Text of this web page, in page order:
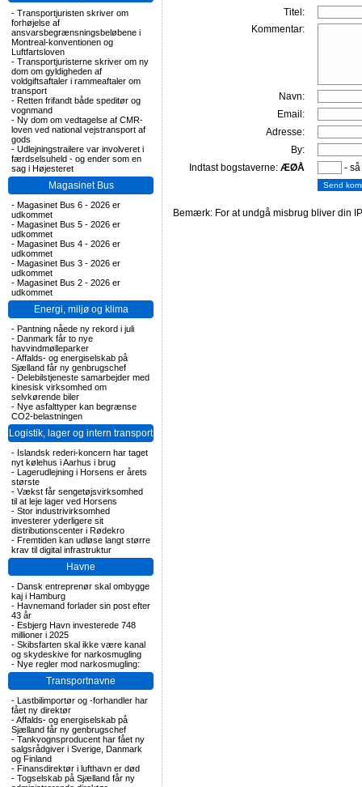
- Transportjuristen skriver om
forhøjelse af
ansvarsbegrænsningsbeløbene i
Montreal-konventionen og
Luftfartsloven
- Transportjuristerne skriver om ny
dom om gyldigheden af
voldgiftsaftaler i rammeaftaler om
transport
- Retten frifandt både speditør og
vognmand
- Ny dom om vedtagelse af CMR-
loven ved national vejstransport af
gods
- Udlejningstrailere var involveret i
færdselsuheld - og ender som en
sag i Højesteret
Magasinet Bus
- Magasinet Bus 6 - 2026 er
udkommet
- Magasinet Bus 5 - 2026 er
udkommet
- Magasinet Bus 4 - 2026 er
udkommet
- Magasinet Bus 3 - 2026 er
udkommet
- Magasinet Bus 2 - 2026 er
udkommet
Energi, miljø og klima
- Pantning nåede ny rekord i juli
- Danmark får to nye
havvindmølleparker
-Affalds- og energiselskab på
Sjælland får ny genbrugschef
- Delebilstjeneste samarbejder med
kinesisk virksomhed om
selvkørende biler
- Nye asfalttyper kan begrænse
CO2-belastningen
Logistik, lager og intern transport
- Islandsk rederi-koncern har taget
nyt kølehus i Aarhus i brug
- Lagerudlejning i Horsens er årets
største
- Vækst får sengetøjsvirksomhed
til at leje lager ved Horsens
- Stor industrivirksomhed
investerer yderligere sit
distributionscenter i Rødekro
- Fremtiden kan udløse langt større
krav til digital infrastruktur
Havne
- Dansk entreprenør skal ombygge
kaj i Hamburg
- Havnemand forlader sin post efter
43 år
- Esbjerg Havn investerede 748
millioner i 2025
- Skibsfarten skal ikke være kanal
og skydeskive for narkosmugling
- Nye regler mod narkosmugling:
Transportnavne
- Lastbilimportør og -forhandler har
fået ny direktør
-Affalds- og energiselskab på
Sjælland får ny genbrugschef
- Tankvognsproducent har fået ny
salgsrådgiver i Sverige, Danmark
og Finland
- Finansdirektør i lufthavn er død
- Togselskab på Sjælland får ny
Titel:
Kommentar:
Navn:
Email:
Adresse:
By:
Indtast bogstaverne: ÆØÅ -
Bemærk: For at undgå misbrug bliver din